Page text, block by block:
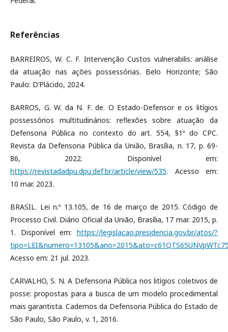
Referências
BARREIROS, W. C. F. Intervenção Custos vulnerabilis: análise
da atuação nas ações possessórias. Belo Horizonte; São
Paulo: D’Plácido, 2024.
BARROS, G. W. da N. F. de. O Estado-Defensor e os litígios
possessórios multitudinários: reflexões sobre atuação da
Defensoria Pública no contexto do art. 554, §1º do CPC.
Revista da Defensoria Pública da União, Brasília, n. 17, p. 69-
86, 2022. Disponível em:
https://revistadadpu.dpu.def.br/article/view/535. Acesso em:
10 mar. 2023.
BRASIL. Lei n.º 13.105, de 16 de março de 2015. Código de
Processo Civil. Diário Oficial da União, Brasília, 17 mar. 2015, p.
1. Disponível em: https://legislacao.presidencia.gov.br/atos/?
Acesso em: 21 jul. 2023.
CARVALHO, S. N. A Defensoria Pública nos litígios coletivos de
posse: propostas para a busca de um modelo procedimental
mais garantista. Cadernos da Defensoria Pública do Estado de
São Paulo, São Paulo, v. 1, 2016.